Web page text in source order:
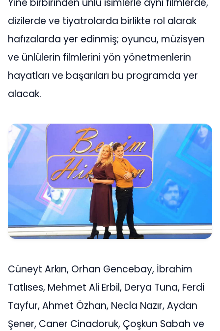
Yine birbirinden ünlü isimlerle aynı filmlerde,
dizilerde ve tiyatrolarda birlikte rol alarak
hafızalarda yer edinmiş; oyuncu, müzisyen
ve ünlülerin filmlerini yön yönetmenlerin
hayatları ve başarıları bu programda yer
alacak.
Cüneyt Arkın, Orhan Gencebay, İbrahim
Tatlıses, Mehmet Ali Erbil, Derya Tuna, Ferdi
Tayfur, Ahmet Özhan, Necla Nazır, Aydan
Şener, Caner Cinadoruk, Çoşkun Sabah ve